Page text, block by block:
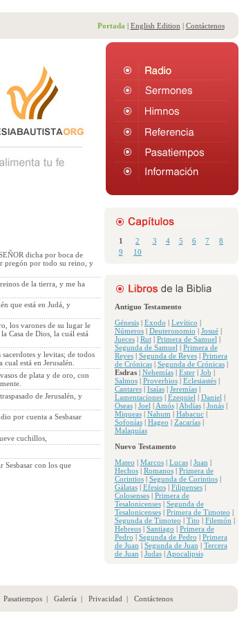
Portada | English Edition | Contáctenos
1 2 3 4 5 6 7
8
9
10
Antiguo Testamento
Génesis| Exodo | Levítico |
Números| Deuteronomio | Josué|
Jueces| Rut| Primera de Samuel |
Segunda de Samuel | Primera de
Reyes| Segunda de Reyes| Primera
de Crónicas| Segunda de Crónicas|
Esdras| Nehemías| Ester| Job |
Salmos| Proverbios| Eclesiastés|
Cantares| Isaías| Jeremías|
Lamentaciones| Ezequiel | Daniel |
Oseas| Joel | Amós| Abdías| Jonás|
Miqueas| Nahum | Habacuc|
Sofonías| Hageo | Zacarías|
Malaquías
Nuevo Testamento
Mateo | Marcos| Lucas| Juan |
Hechos| Romanos| Primera de
Corintios| Segunda de Corintios|
Gálatas| Efesios| Filipenses|
Colosenses| Primera de
Tesalonicenses| Segunda de
Tesalonicenses| Primera de Timoteo |
Segunda de Timoteo | Tito | Filemón |
Hebreos| Santiago | Primera de
Pedro | Segunda de Pedro | Primera
de Juan | Segunda de Juan | Tercera
de Juan | Judas| Apocalipsis
dicha por boca de
pregón por todo su reino, y
de la tierra, y me ha
que está en Judá, y
los varones de su lugar le
Casa de Dios, la cuál está
y levitas; de todos
está en Jerusalén.
de plata y de oro, con
de Jerusalén, y
por cuenta a Sesbasar
cuchillos,
con los que
Pasatiempos| Galería | Privacidad | Contáctenos